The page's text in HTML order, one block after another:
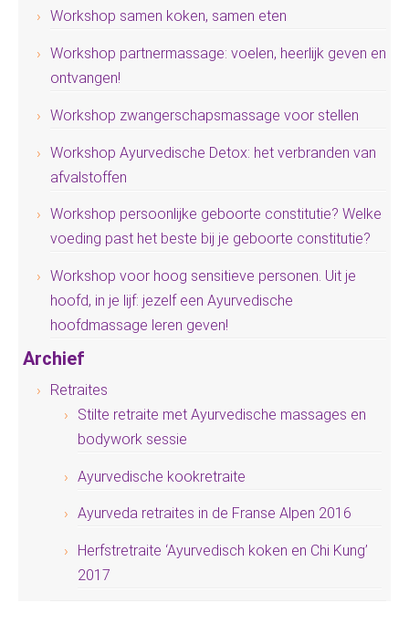
Workshop samen koken, samen eten
Workshop partnermassage: voelen, heerlijk geven en
ontvangen!
Workshop zwangerschapsmassage voor stellen
Workshop Ayurvedische Detox: het verbranden van
afvalstoffen
Workshop persoonlijke geboorte constitutie? Welke
voeding past het beste bij je geboorte constitutie?
Workshop voor hoog sensitieve personen. Uit je
hoofd, in je lijf: jezelf een Ayurvedische
hoofdmassage leren geven!
Archief
Retraites
Stilte retraite met Ayurvedische massages en
bodywork sessie
Ayurvedische kookretraite
Ayurveda retraites in de Franse Alpen 2016
Herfstretraite ‘Ayurvedisch koken en Chi Kung’
2017